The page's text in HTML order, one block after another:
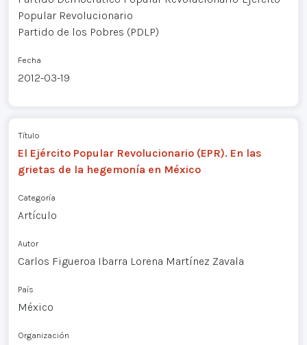
Popular Revolucionario
Partido de los Pobres (PDLP)
Fecha
2012-03-19
Título
El Ejército Popular Revolucionario (EPR). En las
grietas de la hegemonía en México
Categoría
Artículo
Autor
Carlos Figueroa Ibarra Lorena Martínez Zavala
País
México
Organización